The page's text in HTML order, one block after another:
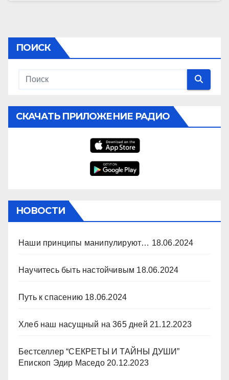
ПОИСК
СКАЧАТЬ ПРИЛОЖЕНИЕ РАДИО
НОВОСТИ
Наши принципы манипулируют… 18.06.2024
Научитесь быть настойчивым 18.06.2024
Путь к спасению 18.06.2024
Хлеб наш насущный на 365 дней 21.12.2023
Бестселлер “СЕКРЕТЫ И ТАЙНЫ ДУШИ”
Епископ Эдир Маседо 20.12.2023